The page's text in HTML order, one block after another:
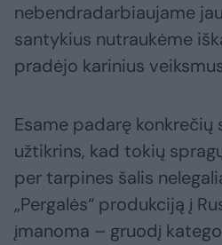
nebendradarbiaujame
santykius nutraukėme
pradėjo karinius
Esame padarę konkrečių
užtikrins, kad tokių
per tarpines šalis
„Pergalės“ produkciją į
įmanoma – gruodį